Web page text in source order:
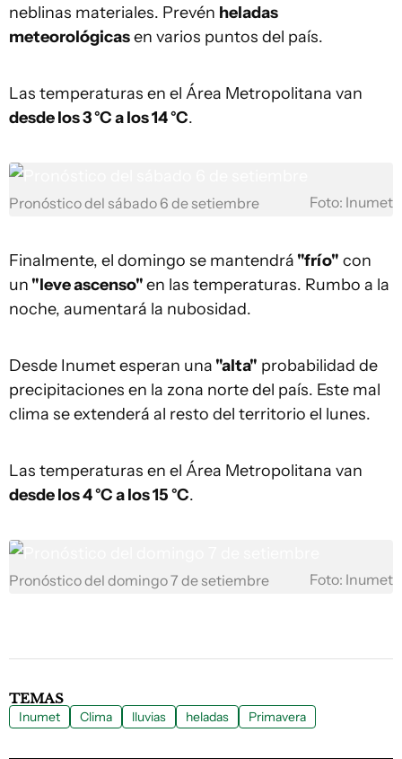
neblinas materiales. Prevén heladas
meteorológicasen varios puntos del país.
Las temperaturas en el Área Metropolitana van
desde los 3 °C a los 14 °C.
Pronóstico del sábado 6 de setiembre Foto: Inumet
Finalmente, el domingo se mantendrá "frío" con
un "leve ascenso"en las temperaturas. Rumbo a la
noche, aumentará la nubosidad.
Desde Inumet esperan una "alta" probabilidad de
precipitaciones en la zona norte del país. Este mal
clima se extenderá al resto del territorio el lunes.
Las temperaturas en el Área Metropolitana van
desde los 4 °C a los 15 °C.
Pronóstico del domingo 7 de setiembre Foto: Inumet
TEMAS
Inumet Clima lluvias heladas Primavera